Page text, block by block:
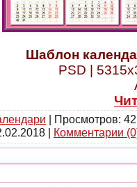
Шаблон
PSD |
| Просмотров:
| Комментарии